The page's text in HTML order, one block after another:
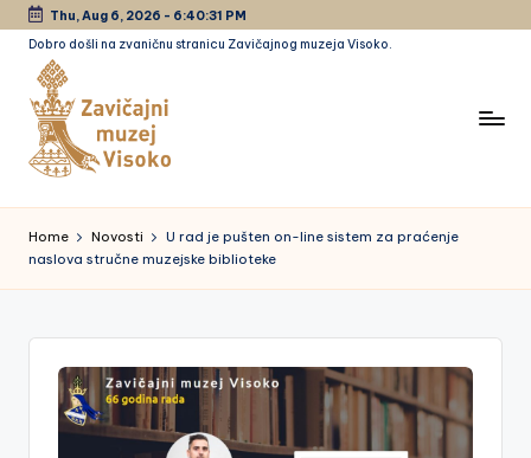
Skip
content
Thu, Aug 6, 2026 - 6:40:31 PM
Dobro došli na zvaničnu stranicu Zavičajnog muzeja Visoko.
a
vi
a
Home Novosti
U rad je pušten on-line sistem za praćenje
naslova stručne muzejske biblioteke